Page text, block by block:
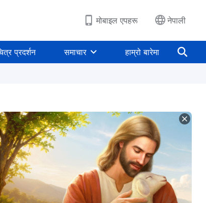
मोबाइल एपहरू नेपाली
प्रदर्शन समाचार हाम्रो बारेमा